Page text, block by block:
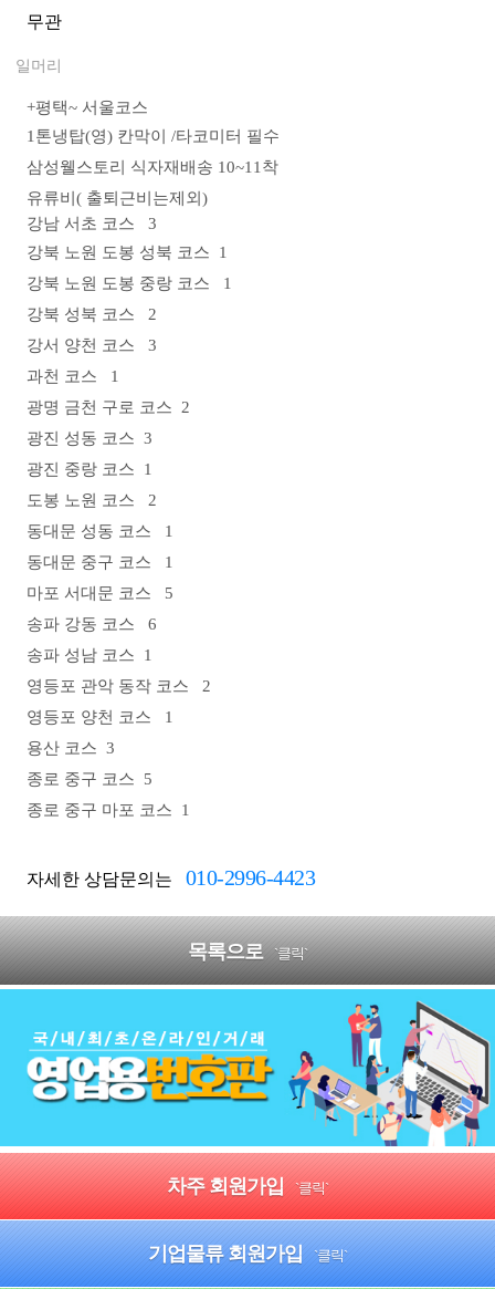
무관
일머리
+평택~ 서울코스
1톤냉탑(영) 칸막이 /타코미터 필수
삼성웰스토리 식자재배송 10~11착
유류비( 출퇴근비는제외)
강남 서초 코스 3
강북 노원 도봉 성북 코스 1
강북 노원 도봉 중랑 코스 1
강북 성북 코스 2
강서 양천 코스 3
과천 코스 1
광명 금천 구로 코스 2
광진 성동 코스 3
광진 중랑 코스 1
도봉 노원 코스 2
동대문 성동 코스 1
동대문 중구 코스 1
마포 서대문 코스 5
송파 강동 코스 6
송파 성남 코스 1
영등포 관악 동작 코스 2
영등포 양천 코스 1
용산 코스 3
종로 중구 코스 5
종로 중구 마포 코스 1
자세한 상담문의는 010-2996-4423
목록으로 `클릭`
차주 회원가입 `클릭`
기업물류 회원가입 `클릭`